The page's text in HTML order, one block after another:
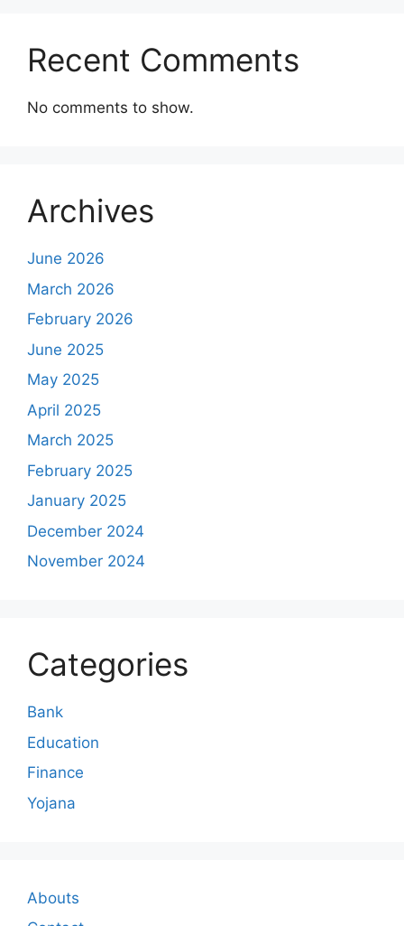
Recent Comments
No comments to show.
Archives
June 2026
March 2026
February 2026
June 2025
May 2025
April 2025
March 2025
February 2025
January 2025
December 2024
November 2024
Categories
Bank
Education
Finance
Yojana
Abouts